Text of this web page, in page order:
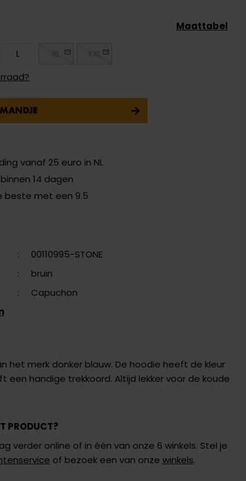
L
Maattabel
vanaf 25 euro in NL
14 dagen
beste met een 9.5
:
00110995-STONE
:
bruin
:
Capuchon
het merk donker blauw. De hoodie heeft de kleur
een handige trekkoord. Altijd lekker voor de koude
PRODUCT?
verder online of in één van onze 6 winkels. Stel je
of bezoek een van onze winkels.